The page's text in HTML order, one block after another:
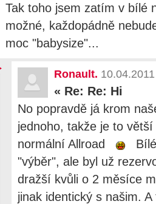
Tak toho jsem zatím v bílé
možné, každopádně
moc "babysize"...
Ronault.
« Re: Re: Hi
No popravdě já krom
jednoho, takže je to
normální Allroad
"výběr", ale byl už
dražší kvůli o 2 měsíce
jinak identický s našim.